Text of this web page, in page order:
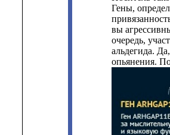
Гены,
вы
очередь,
альдегида.
опьянения.